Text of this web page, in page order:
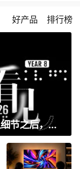
好产品 排行榜
6大品牌手机无障碍横评：深入细节之后，似乎只有苹果能挺住？｜ 看见2026